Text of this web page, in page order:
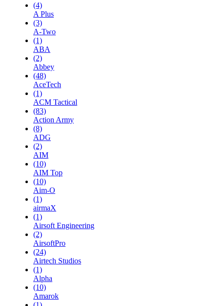
(4)
A Plus
(3)
A-Two
(1)
ABA
(2)
Abbey
(48)
AceTech
(1)
ACM Tactical
(83)
Action Army
(8)
ADG
(2)
AIM
(10)
AIM Top
(10)
Aim-O
(1)
airmaX
(1)
Airsoft Engineering
(2)
AirsoftPro
(24)
Airtech Studios
(1)
Alpha
(10)
Amarok